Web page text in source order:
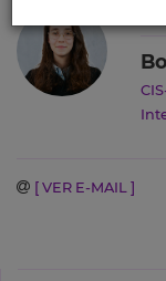
[ VER E-MAIL ]